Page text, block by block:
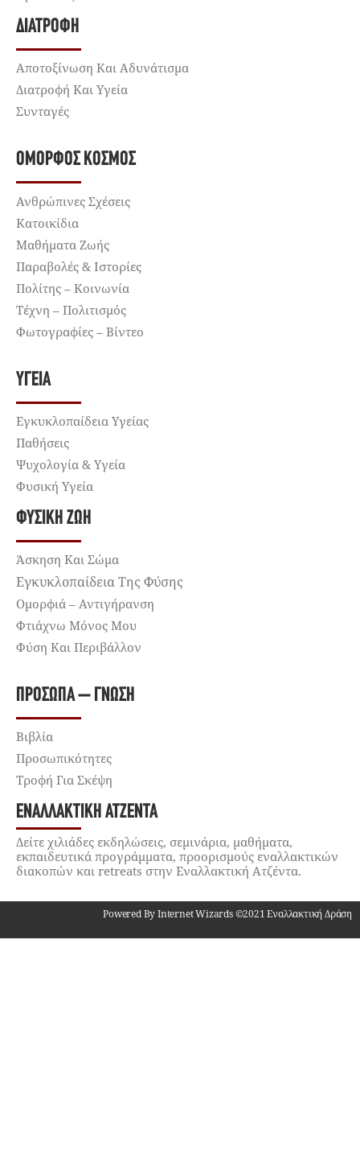
ΔΙΑΤΡΟΦΉ
Αποτοξίνωση Και Αδυνάτισμα
Διατροφή Και Υγεία
Συνταγές
ΌΜΟΡΦΟΣ ΚΌΣΜΟΣ
Ανθρώπινες Σχέσεις
Κατοικίδια
Μαθήματα Ζωής
Παραβολές & Ιστορίες
Πολίτης – Κοινωνία
Τέχνη – Πολιτισμός
Φωτογραφίες – Βίντεο
ΥΓΕΊΑ
Εγκυκλοπαίδεια Υγείας
Παθήσεις
Ψυχολογία & Υγεία
Φυσική Υγεία
ΦΥΣΙΚΉ ΖΩΉ
Άσκηση Και Σώμα
Εγκυκλοπαίδεια Της Φύσης
Ομορφιά – Αντιγήρανση
Φτιάχνω Μόνος Μου
Φύση Και Περιβάλλον
ΠΡΌΣΩΠΑ – ΓΝΏΣΗ
Βιβλία
Προσωπικότητες
Τροφή Για Σκέψη
ΕΝΑΛΛΑΚΤΙΚΉ ΑΤΖΈΝΤΑ
Δείτε χιλιάδες εκδηλώσεις, σεμινάρια, μαθήματα,
εκπαιδευτικά προγράμματα, προορισμούς εναλλακτικών
διακοπών και retreats στην Εναλλακτική Ατζέντα.
Powered By Internet Wizards ©2021 Εναλλακτική Δράση